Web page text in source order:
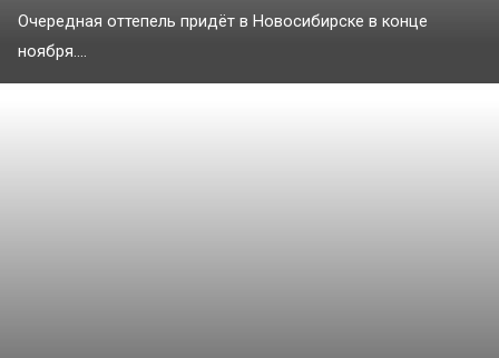
Очередная оттепель придёт в Новосибирске в конце
ноября....